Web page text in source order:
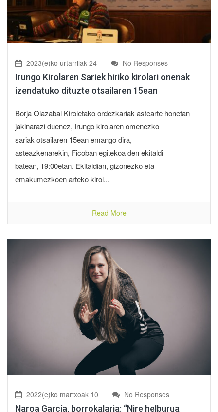
2023(e)ko urtarrilak 24 No Responses
Irungo Kirolaren Sariek hiriko kirolari onenak
izendatuko dituzte otsailaren 15ean
Borja Olazabal Kiroletako ordezkariak astearte honetan
jakinarazi duenez, Irungo kirolaren omenezko
sariak otsailaren 15ean emango dira,
asteazkenarekin, Ficoban egitekoa den ekitaldi
batean, 19:00etan. Ekitaldian, gizonezko eta
emakumezkoen arteko kirol...
Read More
2022(e)ko martxoak 10 No Responses
Naroa García, borrokalaria: “Nire helburua